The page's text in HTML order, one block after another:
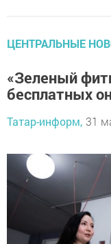
ЦЕНТРАЛЬНЫЕ
«Зеленый
бесплатных
Татар-информ, 31